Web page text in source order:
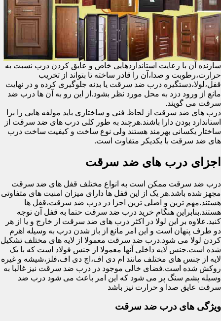
سازنده آن با رعایت استانداردهایی خاص و عایق کردن درب نسبت به
حرارت،رطوبت و صدا،آن را قادر ساخته تا بتواند از تخریب
قفل،لولا،دستگیره درب ضد سرقت یا بدنه جلوگیری کرده و در نهایت
مانع از ورود دزد به محل مورد نظر بشود.از این رو به آن ها درب ضد
سرقت می گویند.
درب های ضد سرقت از لحاظ فنی و ساختاری باید مولفه هایی را برا
استاندارد بودن دارا باشند.هرچند به طور کلی درب های ضد سرقت از
ساختار یکسانی بهرمند هستند ولی نوع ساخت و کیفیت ساخت درب
های ضد سرقت با یکدیکر متفاوت است.
اجزای درب های ضد سرقت
درب ضد سرقت ممکن است به انواع مختلف قفل های ضد سرقت
مجهز شده باشد.هر یک از این قفل ها دارای میزان امنیت های متفاوتی
هستند.مهم ترین و اصلی ترین اجزا در درب ضد سرقت،قفل ها
هستند.بنابراین هنگام خرید درب ضد سرقت حتما به قفل آن توجه
کنید.علاوه بر این لولا در اکثر درب های ضد سرقت از خارج و یا از هر
دو طرف پنهان است و این امر مانع از باز شدن درب به وسیله اهرم
کردن لولا می شود.درب ضد سرقت معمولا از لایه های مختلف تشکیل
شده است.جنس لایه داخلی آنها معمولا از جنس فولاد است که با یک
لایه از جنس های مختلف مانند ام دی اف،اچ دی اف،فلز،شیشه و غیره
روکش شده است.فضای خالی موجود در درب ضد سرقت نیز غالبا به
وسیله پشم سنگ پر می شود که این امر باعث می شود درب ضد
سرقت عایق صدا و حرارت نیز باشد
ویژگی های درب ضد سرقت